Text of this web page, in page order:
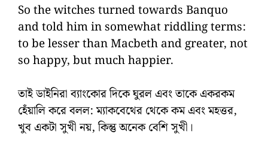
So the witches turned towards Banquo
and told him in somewhat riddling terms:
to be lesser than Macbeth and greater, not
so happy, but much happier.
তাই ডাইনিরা ব্যাংকোর দিকে ঘুরল এবং তাকে একরকম
হেঁয়ালি করে বলল: ম্যাকবেথের থেকে কম এবং মহত্তর,
খুব একটা সুখী নয়, কিন্তু অনেক বেশি সুখী।